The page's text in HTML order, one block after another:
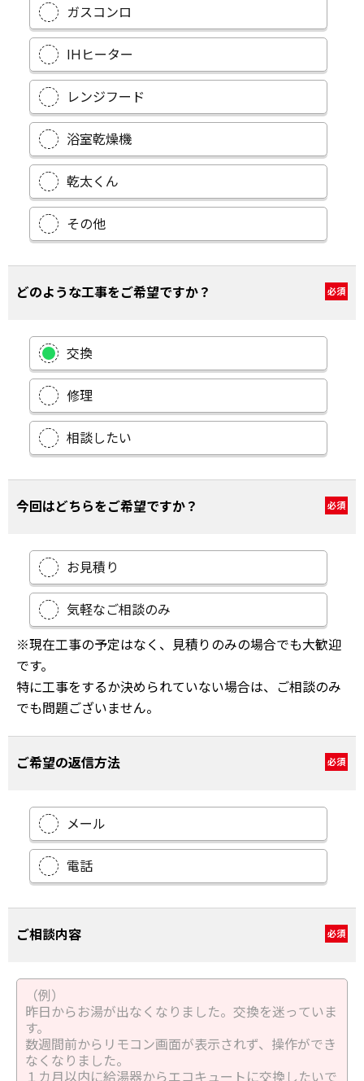
ガスコンロ
IHヒーター
レンジフード
浴室乾燥機
乾太くん
その他
どのような工事をご希望ですか？ 必須
交換
修理
相談したい
今回はどちらをご希望ですか？ 必須
お見積り
気軽なご相談のみ
※現在工事の予定はなく、見積りのみの場合でも大歓迎
です。
特に工事をするか決められていない場合は、ご相談のみ
でも問題ございません。
ご希望の返信方法 必須
メール
電話
ご相談内容 必須